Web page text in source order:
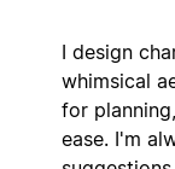
I design
whimsical
for
ease. I'm